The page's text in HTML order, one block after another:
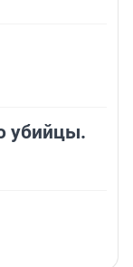
убийцы.